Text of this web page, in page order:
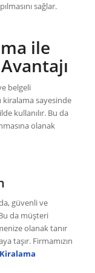
sağlar.
ile
belgeli
sayesinde
kullanılır. Bu da
olanak
güvenli ve
da müşteri
olanak tanır
taşır. Firmamızın
Kiralama